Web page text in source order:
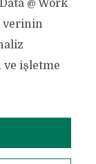
@ Work
verinin
ve işletme